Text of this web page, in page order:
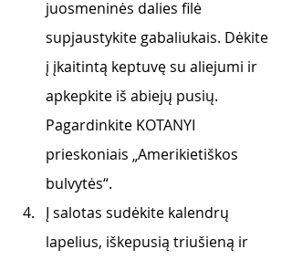
juosmeninės dalies filė
supjaustykite gabaliukais. Dėkite
į įkaitintą keptuvę su aliejumi ir
apkepkite iš abiejų pusių.
Pagardinkite KOTANYI
prieskoniais „Amerikietiškos
bulvytės“.
Į salotas sudėkite kalendrų
lapelius, iškepusią triušieną ir